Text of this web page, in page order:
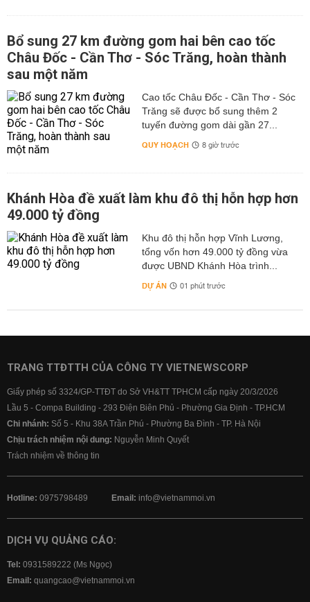
Bổ sung 27 km đường gom hai bên cao tốc
Châu Đốc - Cần Thơ - Sóc Trăng, hoàn thành
sau một năm
Cao tốc Châu Đốc - Cần Thơ - Sóc
Trăng sẽ được bổ sung thêm 2
tuyến đường gom dài gần 27...
QUY HOẠCH 8 giờ trước
Khánh Hòa đề xuất làm khu đô thị hỗn hợp hơn
49.000 tỷ đồng
Khu đô thị hỗn hợp Vĩnh Lương,
tổng vốn hơn 49.000 tỷ đồng vừa
được UBND Khánh Hòa trình...
DỰ ÁN 01 phút trước
TRANG TTĐTTH CỦA CÔNG TY VIETNEWSCORP
Giấy phép số 3324/GP-TTĐT do Sở VH&TT TPHCM cấp ngày 20/3/2026
Lầu 5 - Compa Building - 293 Điện Biên Phủ - Phường Gia Định - TP.HCM
Chi nhánh: Số 5 - Khu 38A Trần Phú - Phường Ba Đình - TP. Hà Nội
Chịu trách nhiệm nội dung: Nguyễn Minh Quyết
Trách nhiệm về thông tin
Hotline: 0975798489 Email: info@vietnammoi.vn
DỊCH VỤ QUẢNG CÁO:
Tel: 0931589222 (Ms Ngọc)
Email: quangcao@vietnammoi.vn